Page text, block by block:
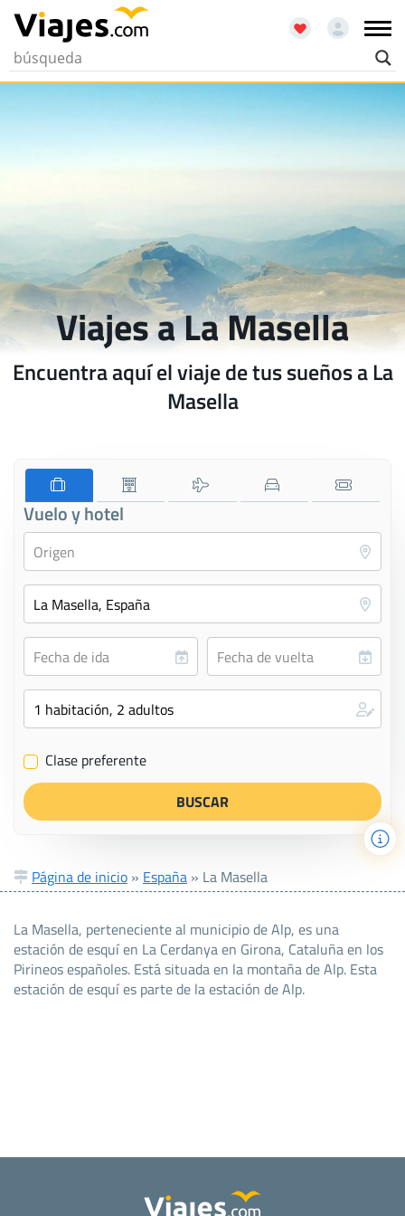
Viajes a La Masella
Encuentra aquí el viaje de tus sueños a La
Masella
Vuelo y hotel
✔ Clase preferente
Página de inicio » España » La Masella
La Masella, perteneciente al municipio de Alp, es una
estación de esquí en La Cerdanya en Girona, Cataluña en los
Pirineos españoles. Está situada en la montaña de Alp. Esta
estación de esquí es parte de la estación de Alp.